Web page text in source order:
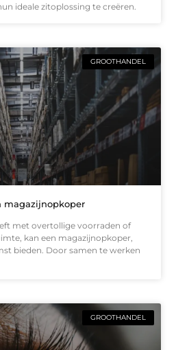
ideale zitoplossing te creëren.
GROOTHANDEL
magazijnopkoper
met overtollige voorraden of
kan een magazijnopkoper,
bieden. Door samen te werken
GROOTHANDEL